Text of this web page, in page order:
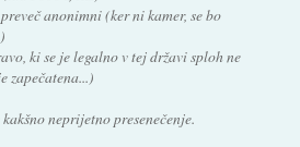
anonimni (ker ni kamer, se bo
ki se je legalno v tej državi sploh ne
zapečatena...)
neprijetno presenečenje.